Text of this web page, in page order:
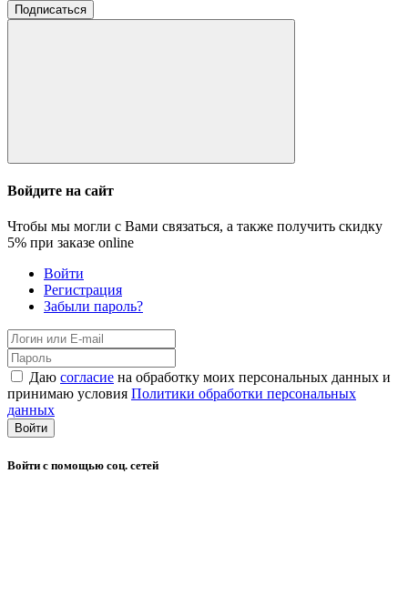
Подписаться
Войдите на сайт
Чтобы мы могли с Вами связаться, а также получить скидку
5% при заказе online
Войти
Регистрация
Забыли пароль?
Даю согласие на обработку моих персональных данных и
принимаю условия Политики обработки персональных
данных
Войти
Войти с помощью соц. сетей